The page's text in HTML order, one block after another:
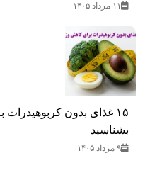
۱۱ مرداد ۱۴۰۵
۱۵ غذای بدون
بشناسید
۹ مرداد ۱۴۰۵